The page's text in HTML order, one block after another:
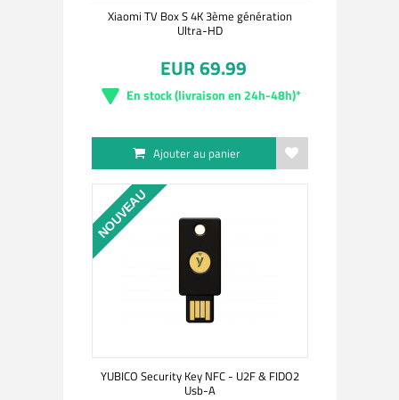
Xiaomi TV Box S 4K 3ème génération
Ultra-HD
EUR 69.99
En stock (livraison en 24h-48h)*
Ajouter au panier
NOUVEAU
YUBICO Security Key NFC - U2F & FIDO2
Usb-A